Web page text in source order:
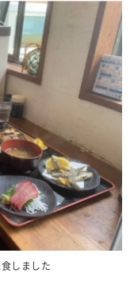
しました